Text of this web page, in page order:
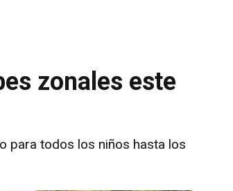
zonales este
para todos los niños hasta los